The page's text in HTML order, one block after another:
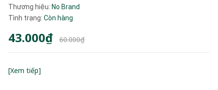
Thương hiệu: No Brand
Tình trạng: Còn hàng
43.000₫ 60.000₫
[Xem tiếp]